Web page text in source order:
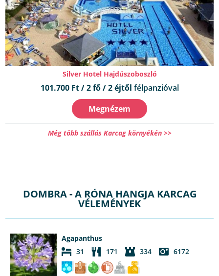
Silver Hotel Hajdúszoboszló
101.700 Ft / 2 fő / 2 éjtől félpanzióval
Megnézem
Még több szállás Karcag környékén >>
DOMBRA - A RÓNA HANGJA KARCAG
VÉLEMÉNYEK
Agapanthus
31
171 334 6172